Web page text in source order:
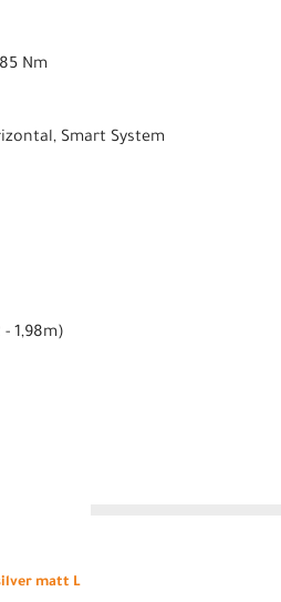
Nm
Smart System
- 1,98m)
matt L